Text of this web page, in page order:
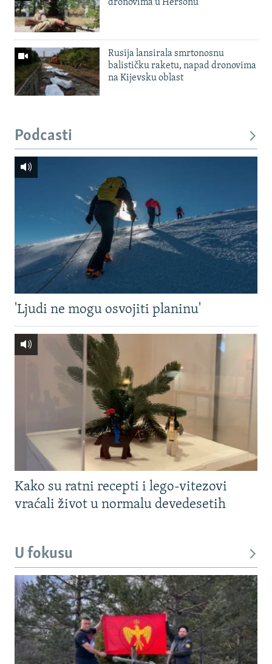
dronovima u Hersonu
Rusija lansirala smrtonosnu
balističku raketu, napad dronovima
na Kijevsku oblast
Podcasti
'Ljudi ne mogu osvojiti planinu'
Kako su ratni recepti i lego-vitezovi
vraćali život u normalu devedesetih
U fokusu